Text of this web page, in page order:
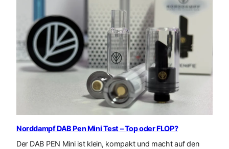
Norddampf DAB Pen Mini Test – Top oder FLOP?
Der DAB PEN Mini ist klein, kompakt und macht auf den